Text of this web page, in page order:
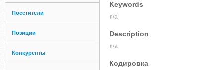
Посетители
Позиции
Конкуренты
Keywords
n/a
Description
n/a
Кодировка